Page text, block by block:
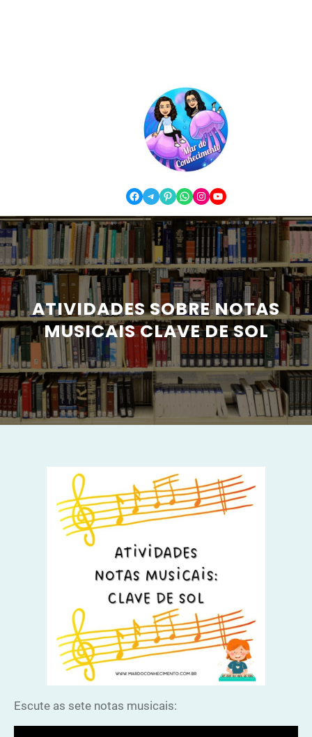
Facebook Telegram Pinterest WhatsApp Instagram YouTube
ATIVIDADES SOBRE NOTAS
MUSICAIS CLAVE DE SOL
Escute as sete notas musicais: